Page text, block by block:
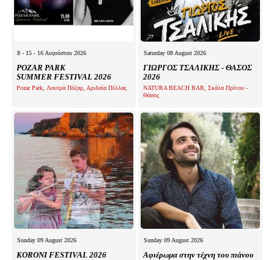
8 - 15 - 16 Αυγούστου 2026
POZAR PARK
SUMMER FESTIVAL 2026
Pozar Park, Λουτρά Πόζαρ, Αριδαία Πέλλας
Saturday 08 August 2026
ΓΙΩΡΓΟΣ ΤΣΑΛΙΚΗΣ - ΘΑΣΟΣ
2026
NATURA BEACH BAR, Σκάλα Πρίνου -
Θάσος
Sunday 09 August 2026
KORONI FESTIVAL 2026
Sunday 09 August 2026
Αφιέρωμα στην τέχνη του πιάνου